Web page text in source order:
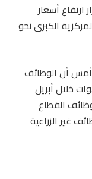
أسعار
الكبرى نحو
أمس أن الوظائف
خلال أبريل
القطاع
غير الزراعية